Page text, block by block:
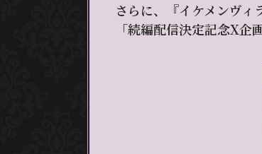
さらに、『イケメンヴィ
「続編配信決定記念X